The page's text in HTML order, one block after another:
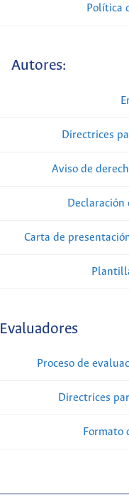
Política
Autores:
Directrices
Aviso de
Carta de
Evaluadores
Proceso de
Directrices
Formato